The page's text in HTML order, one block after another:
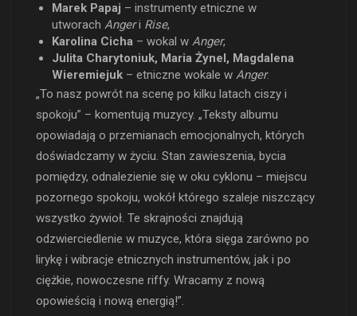
Marek Papaj – instrumenty etniczne w
utworachAngeri Rise,
Karolina Cicha – wokal wAnger,
Julita Charytoniuk, Maria Żynel, Magdalena
Wieremiejuk – etniczne wokale wAnger.
„To nasz powrót na scenę po kilku latach ciszy i
spokoju” – komentują muzycy. „Teksty albumu
opowiadają o przemianach emocjonalnych, których
doświadczamy w życiu. Stan zawieszenia, bycia
pomiędzy, odnalezienie się w oku cyklonu – miejscu
pozornego spokoju, wokół którego szaleje niszczący
wszystko żywioł. Te skrajności znajdują
odzwierciedlenie w muzyce, która sięga zarówno po
lirykę i wibracje etnicznych instrumentów, jak i po
ciężkie, nowoczesne riffy. Wracamy z nową
opowieścią i nową energią!”.